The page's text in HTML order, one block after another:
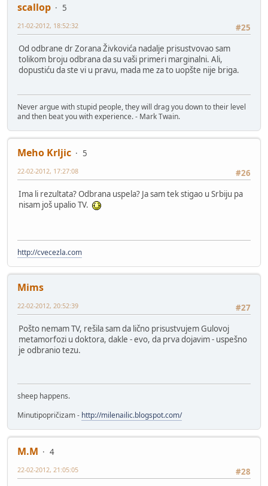
scallop
5
#25
21-02-2012, 18:52:32
Od odbrane dr Zorana Živkovića nadalje prisustvovao sam
tolikom broju odbrana da su vaši primeri marginalni. Ali,
dopustiću da ste vi u pravu, mada me za to uopšte nije briga.
Never argue with stupid people, they will drag you down to their level
and then beat you with experience. - Mark Twain.
Meho Krljic
5
#26
22-02-2012, 17:27:08
Ima li rezultata? Odbrana uspela? Ja sam tek stigao u Srbiju pa
nisam još upalio TV.
http://cvecezla.com
Mims
#27
22-02-2012, 20:52:39
Pošto nemam TV, rešila sam da lično prisustvujem Gulovoj
metamorfozi u doktora, dakle - evo, da prva dojavim - uspešno
je odbranio tezu.
sheep happens.
Minutipopričizam - http://milenailic.blogspot.com/
M.M
4
#28
22-02-2012, 21:05:05